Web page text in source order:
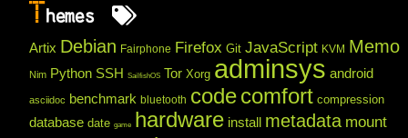
T hemes
Artix Debian Fairphone Firefox Git JavaScript KVM Memo
Nim Python SSH SailfishOS Tor Xorg adminsys android
asciidoc benchmark bluetooth codecomfort compression
database date game hardware install metadata mount